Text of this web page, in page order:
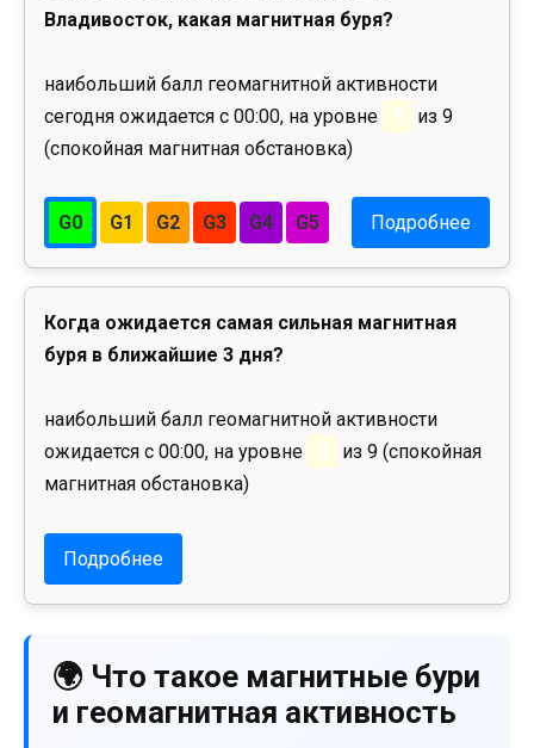
Владивосток, какая магнитная буря?
наибольший балл геомагнитной активности
сегодня ожидается с 00:00, на уровне
0
из 9
(спокойная магнитная обстановка)
G0 G1 G2 G3 G4 G5 Подробнее
Когда ожидается самая сильная магнитная
буря в ближайшие 3 дня?
наибольший балл геомагнитной активности
ожидается с 00:00, на уровне
0
из 9 (спокойная
магнитная обстановка)
Подробнее
🌍 Что такое магнитные бури
и геомагнитная активность